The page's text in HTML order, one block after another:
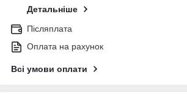
Детальніше
Післяплата
Оплата на рахунок
Всі умови оплати